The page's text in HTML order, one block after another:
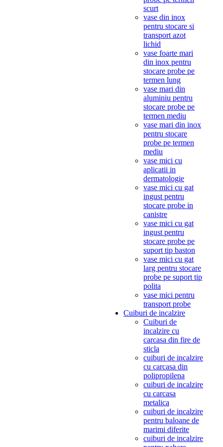
scurt
vase din inox
pentru stocare si
transport azot
lichid
vase foarte mari
din inox pentru
stocare probe pe
termen lung
vase mari din
aluminiu pentru
stocare probe pe
termen mediu
vase mari din inox
pentru stocare
probe pe termen
mediu
vase mici cu
aplicatii in
dermatologie
vase mici cu gat
ingust pentru
stocare probe in
canistre
vase mici cu gat
ingust pentru
stocare probe pe
suport tip baston
vase mici cu gat
larg pentru stocare
probe pe suport tip
polita
vase mici pentru
transport probe
Cuiburi de incalzire
Cuiburi de
incalzire cu
carcasa din fire de
sticla
cuiburi de incalzire
cu carcasa din
polipropilena
cuiburi de incalzire
cu carcasa
metalica
cuiburi de incalzire
pentru baloane de
marimi diferite
cuiburi de incalzire